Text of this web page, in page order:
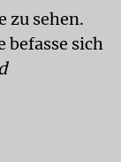
zu sehen.
befasse sich